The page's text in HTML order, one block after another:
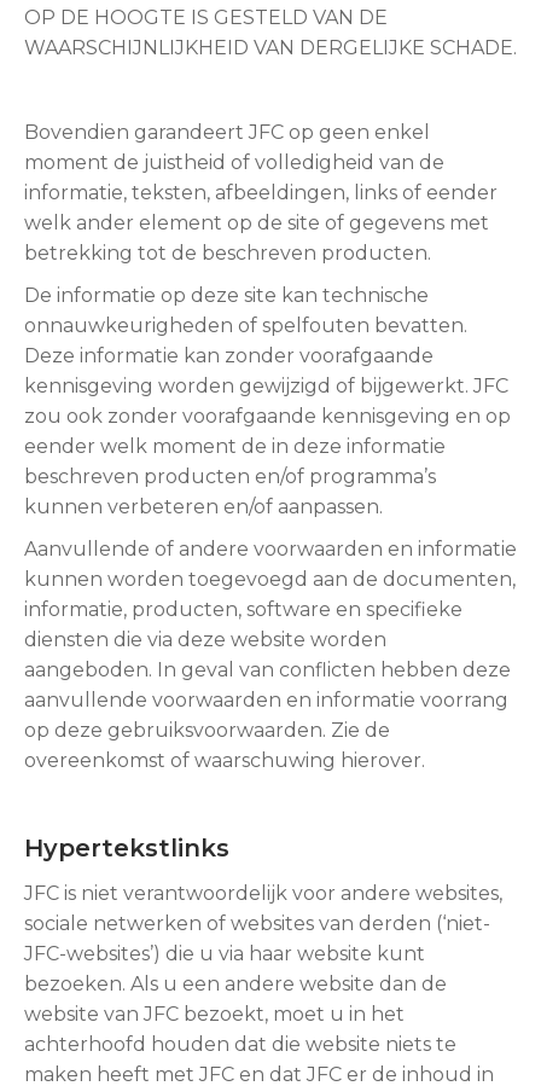
OP DE HOOGTE IS GESTELD VAN DE
WAARSCHIJNLIJKHEID VAN DERGELIJKE SCHADE.
Bovendien garandeert JFC op geen enkel
moment de juistheid of volledigheid van de
informatie, teksten, afbeeldingen, links of eender
welk ander element op de site of gegevens met
betrekking tot de beschreven producten.
De informatie op deze site kan technische
onnauwkeurigheden of spelfouten bevatten.
Deze informatie kan zonder voorafgaande
kennisgeving worden gewijzigd of bijgewerkt. JFC
zou ook zonder voorafgaande kennisgeving en op
eender welk moment de in deze informatie
beschreven producten en/of programma’s
kunnen verbeteren en/of aanpassen.
Aanvullende of andere voorwaarden en informatie
kunnen worden toegevoegd aan de documenten,
informatie, producten, software en specifieke
diensten die via deze website worden
aangeboden. In geval van conflicten hebben deze
aanvullende voorwaarden en informatie voorrang
op deze gebruiksvoorwaarden. Zie de
overeenkomst of waarschuwing hierover.
Hypertekstlinks
JFC is niet verantwoordelijk voor andere websites,
sociale netwerken of websites van derden (‘niet-
JFC-websites’) die u via haar website kunt
bezoeken. Als u een andere website dan de
website van JFC bezoekt, moet u in het
achterhoofd houden dat die website niets te
maken heeft met JFC en dat JFC er de inhoud in